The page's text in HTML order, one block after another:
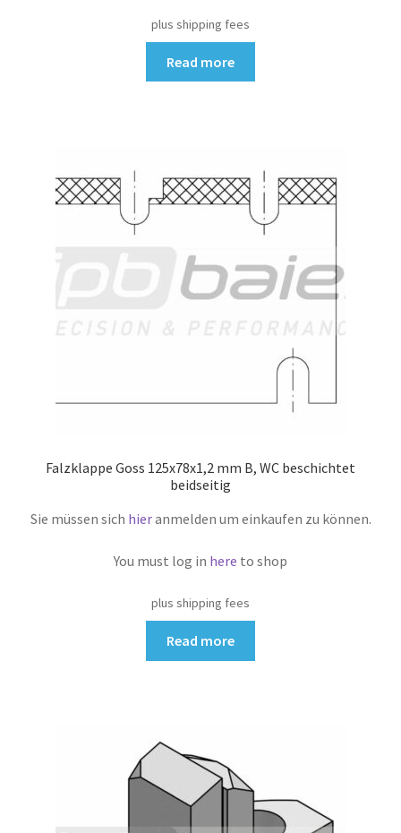
plus shipping fees
Read more
Falzklappe Goss 125x78x1,2 mm B, WC beschichtet
beidseitig
Sie müssen sich hieranmelden um einkaufen zu können.
You must log in here to shop
plus shipping fees
Read more